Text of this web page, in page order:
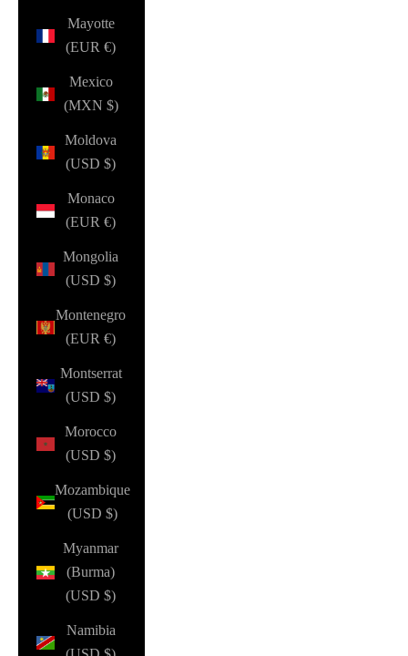
Mayotte
(EUR €)
Mexico
(MXN $)
Moldova
(USD $)
Monaco
(EUR €)
Mongolia
(USD $)
Montenegro
(EUR €)
Montserrat
(USD $)
Morocco
(USD $)
Mozambique
(USD $)
Myanmar
(Burma)
(USD $)
Namibia